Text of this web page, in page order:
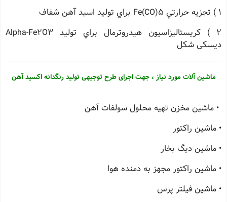
1 ) تجزيه حرارتي Fe(CO)5 براي توليد اسيد آهن شفاف
2 ) كريستاليزاسيون هيدروترمال براي توليد Alpha-Fe2O3
ديسكی شکل
ماشین آلات مورد نیاز ، جهت اجرای طرح توجیهی تولید رنگدانه اکسید آهن
• ماشین مخزن تهيه محلول سولفات آهن
• ماشین راكتور
• ماشین ديگ بخار
• ماشین راكتور مجهز به دمنده هوا
• ماشین فيلتر پرس